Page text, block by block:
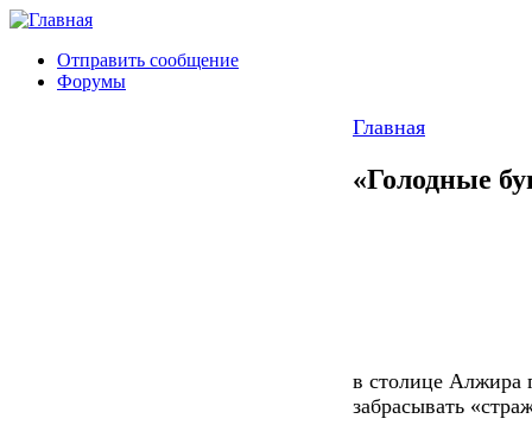
Отправить сообщение
Форумы
Главная
«Голодные
в столице Алжира
забрасывать